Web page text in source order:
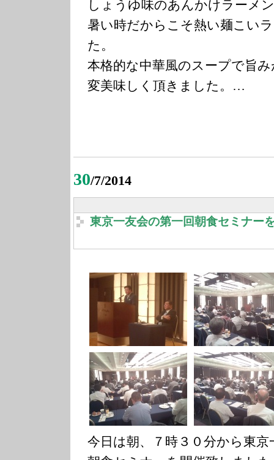
しょうゆ味のあんかけラーメ
暑い時だからこそ熱い麺こい
た。
本格的な中華風のスープで旨
変美味しく頂きました。…
30/7/2014
東京一友会の第一回朝食セミナー
今日は朝、７時３０分から東